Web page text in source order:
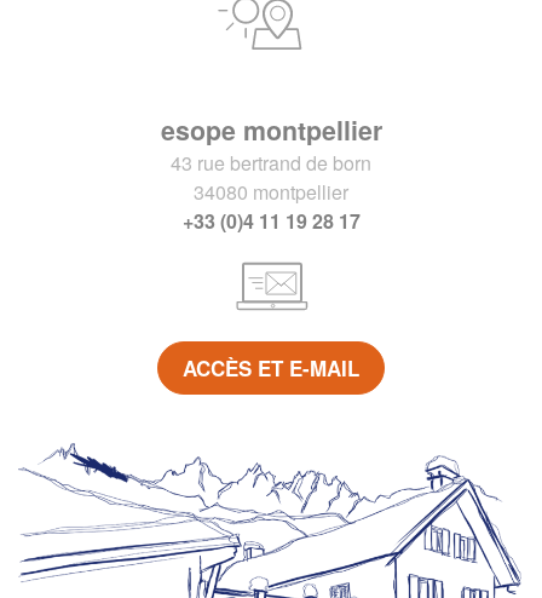
esope montpellier
43 rue bertrand de born
34080 montpellier
+33 (0)4 11 19 28 17
ACCÈS ET E-MAIL